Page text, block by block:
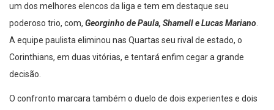
um dos melhores elencos da liga e tem em destaque seu
poderoso trio, com, Georginho de Paula, Shamell e Lucas Mariano.
A equipe paulista eliminou nas Quartas seu rival de estado, o
Corinthians, em duas vitórias, e tentará enfim cegar a grande
decisão.
O confronto marcara também o duelo de dois experientes e dois